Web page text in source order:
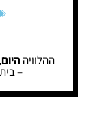
ההלוויה היום,
–